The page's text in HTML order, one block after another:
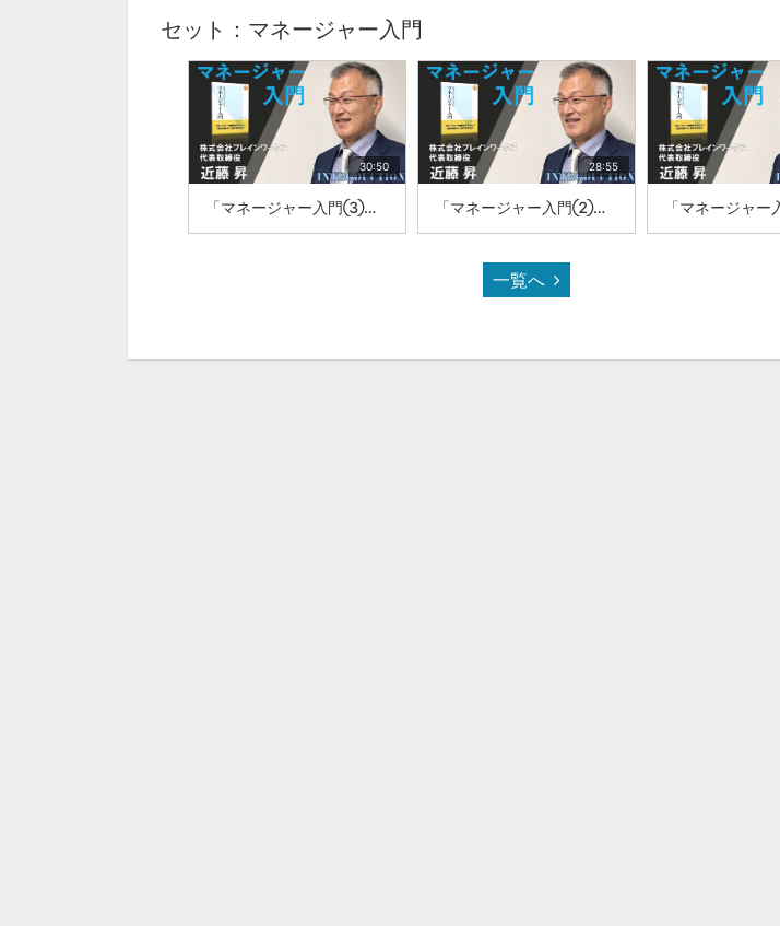
セット：マネージャー入門
30:50
「マネージャー入門③」株式会社ブレインワークス 代表取締役 近藤昇
28:55
「マネージャー入門②」株式会社ブレインワークス 代表取締役 近藤昇
一覧へ